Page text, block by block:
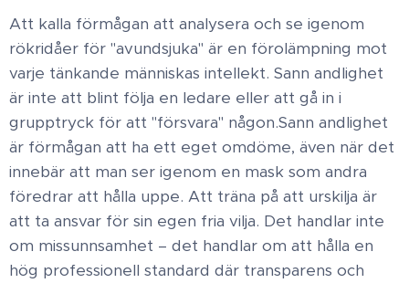
Att kalla förmågan att analysera och se igenom
rökridåer för "avundsjuka" är en förolämpning mot
varje tänkande människas intellekt. Sann andlighet
är inte att blint följa en ledare eller att gå in i
grupptryck för att "försvara" någon. ​Sann andlighet
är förmågan att ha ett eget omdöme, även när det
innebär att man ser igenom en mask som andra
föredrar att hålla uppe. Att träna på att urskilja är
att ta ansvar för sin egen fria vilja. Det handlar inte
om missunnsamhet – det handlar om att hålla en
hög professionell standard där transparens och